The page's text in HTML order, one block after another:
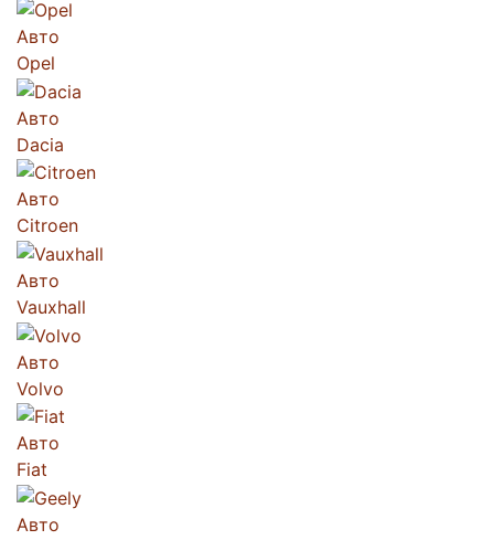
Авто
Opel
Авто
Dacia
Авто
Citroen
Авто
Vauxhall
Авто
Volvo
Авто
Fiat
Авто